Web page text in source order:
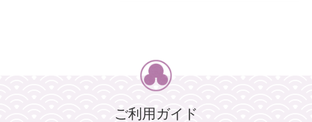
ご利用ガイド